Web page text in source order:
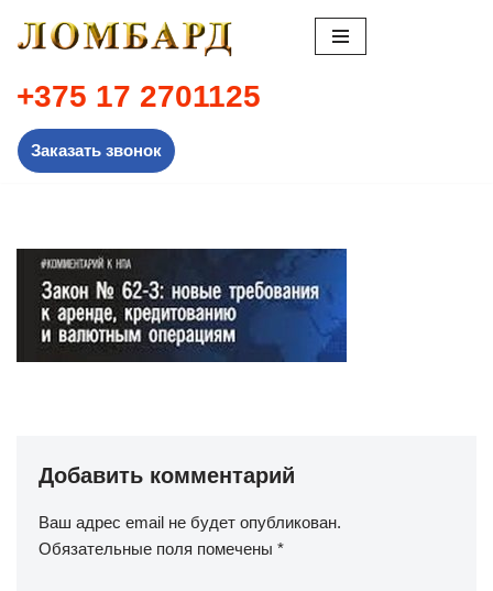
к
содержимому
+375 17 2701125
Заказать звонок
Добавить комментарий
Ваш адрес email не будет опубликован.
Обязательные поля помечены *